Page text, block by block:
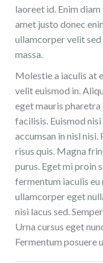
laoreet id. Enim
amet justo donec
ullamcorper velit
massa.
Molestie a iaculis at
velit euismod in.
eget mauris
facilisis. Euismod
accumsan in nisl
risus quis. Magna
purus. Eget mi proin
fermentum iaculis eu
ullamcorper eget
nisi lacus sed.
Urna cursus eget
Fermentum posuere